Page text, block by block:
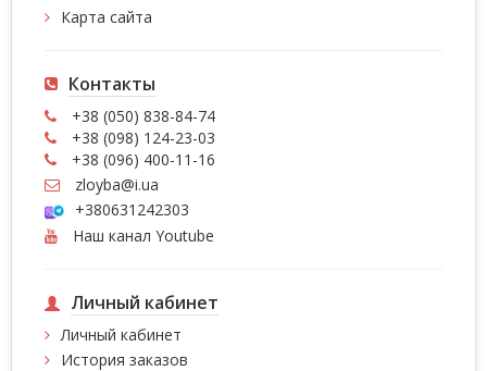
Карта сайта
Контакты
+38 (050) 838-84-74
+38 (098) 124-23-03
+38 (096) 400-11-16
zloyba@i.ua
+380631242303
Наш канал Youtube
Личный кабинет
Личный кабинет
История заказов